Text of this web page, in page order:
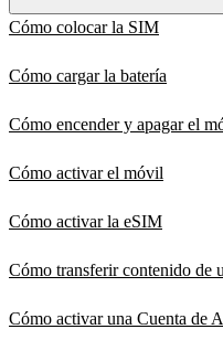
Cómo colocar la SIM
Cómo cargar la batería
Cómo encender y apagar el
Cómo activar el móvil
Cómo activar la eSIM
Cómo transferir contenido de
Cómo activar una Cuenta de